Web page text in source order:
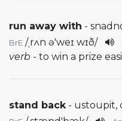
run away with -
BrE /ˌrʌn ə'weɪ wɪð/
verb - to win a prize
stand back- ustoupit,